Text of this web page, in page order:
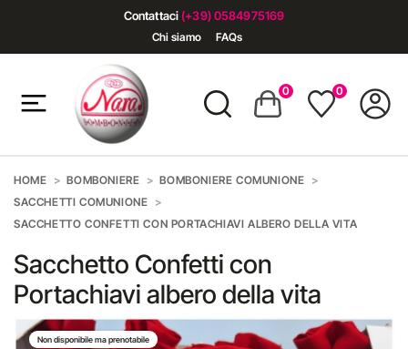
Contattaci (+39) 0584975169
Chi siamo FAQs
0 0
HOME BOMBONIERE
BOMBONIERE COMUNIONE
SACCHETTI COMUNIONE
SACCHETTO CONFETTI CON PORTACHIAVI ALBERO DELLA VITA
Sacchetto Confetti con
Portachiavi albero della vita
Non disponibile ma prenotabile